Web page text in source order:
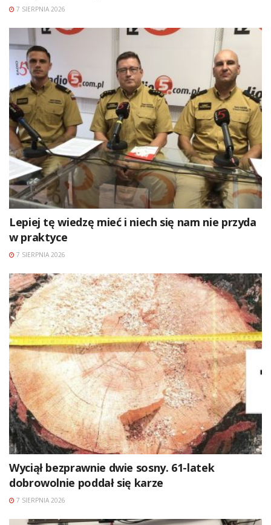
7 SIERPNIA 2026
Lepiej tę wiedzę mieć i niech się nam nie przyda
w praktyce
7 SIERPNIA 2026
Wyciął bezprawnie dwie sosny. 61-latek
dobrowolnie poddał się karze
7 SIERPNIA 2026